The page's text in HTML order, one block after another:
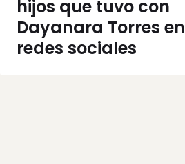
hijos que tuvo con
Dayanara Torres en
redes sociales